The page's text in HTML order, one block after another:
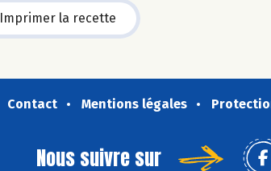
Imprimer la recette
Contact Mentions légales
Nous suivre sur